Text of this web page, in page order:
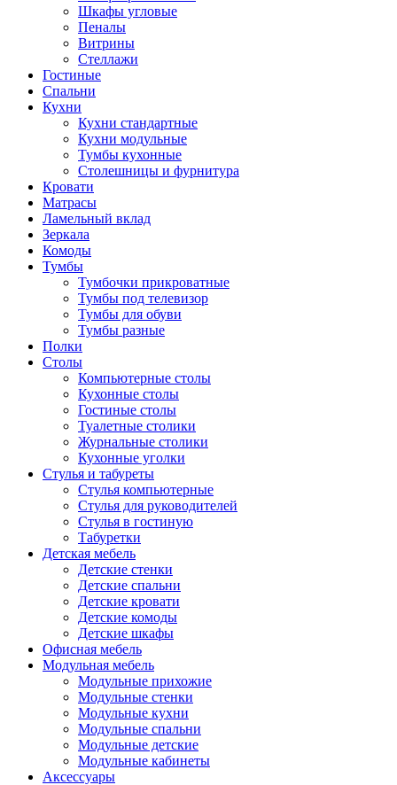
Шкафы угловые
Пеналы
Витрины
Стеллажи
Гостиные
Спальни
Кухни
Кухни стандартные
Кухни модульные
Тумбы кухонные
Столешницы и фурнитура
Кровати
Матрасы
Ламельный вклад
Зеркала
Комоды
Тумбы
Тумбочки прикроватные
Тумбы под телевизор
Тумбы для обуви
Тумбы разные
Полки
Столы
Компьютерные столы
Кухонные столы
Гостиные столы
Туалетные столики
Журнальные столики
Кухонные уголки
Стулья и табуреты
Стулья компьютерные
Стулья для руководителей
Стулья в гостиную
Табуретки
Детская мебель
Детские стенки
Детские спальни
Детские кровати
Детские комоды
Детские шкафы
Офисная мебель
Модульная мебель
Модульные прихожие
Модульные стенки
Модульные кухни
Модульные спальни
Модульные детские
Модульные кабинеты
Аксессуары